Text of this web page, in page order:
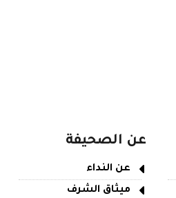
عن الصحيفة
عن النداء
ميثاق الشرف